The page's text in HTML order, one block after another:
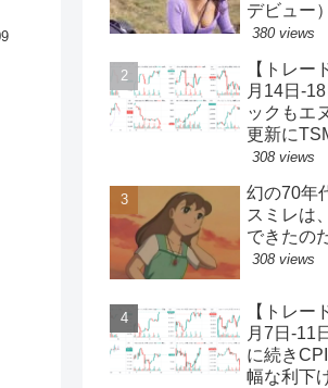
デビュー）
380 views
【トレー
月14日-
ックもエ
更新に
円一時
340】
308 views
幻の70年
スミレは
できたの
308 views
【トレー
月7日-11
に続き
幅な利下